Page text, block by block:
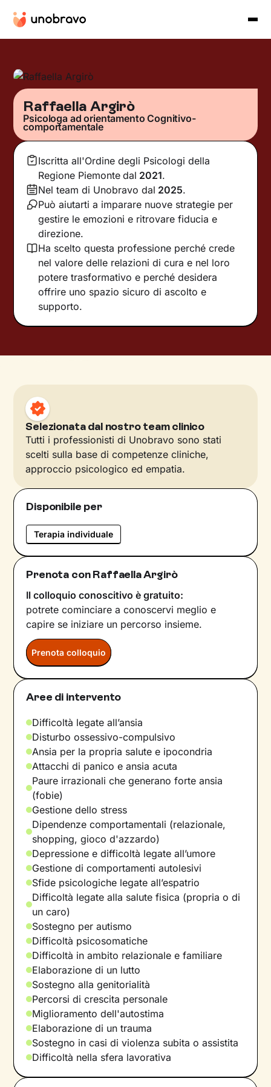
Raffaella Argirò
Psicologa ad orientamento Cognitivo-
comportamentale
Iscritta all'Ordine degli Psicologi della
Regione Piemonte dal 2021.
Nel team di Unobravo dal 2025.
Può aiutarti a imparare nuove strategie per
gestire le emozioni e ritrovare fiducia e
direzione.
Ha scelto questa professione perché crede
nel valore delle relazioni di cura e nel loro
potere trasformativo e perché desidera
offrire uno spazio sicuro di ascolto e
supporto.
Selezionata dal nostro team clinico
Tutti i professionisti di Unobravo sono stati
scelti sulla base di competenze cliniche,
approccio psicologico ed empatia.
Disponibile per
Terapia individuale
Prenota con Raffaella Argirò
Il colloquio conoscitivo è gratuito:
potrete cominciare a conoscervi meglio e
capire se iniziare un percorso insieme.
Prenota colloquio
Aree di intervento
Difficoltà legate all’ansia
Disturbo ossessivo-compulsivo
Ansia per la propria salute e ipocondria
Attacchi di panico e ansia acuta
Paure irrazionali che generano forte ansia
(fobie)
Gestione dello stress
Dipendenze comportamentali (relazionale,
shopping, gioco d'azzardo)
Depressione e difficoltà legate all’umore
Gestione di comportamenti autolesivi
Sfide psicologiche legate all’espatrio
Difficoltà legate alla salute fisica (propria o di
un caro)
Sostegno per autismo
Difficoltà psicosomatiche
Difficoltà in ambito relazionale e familiare
Elaborazione di un lutto
Sostegno alla genitorialità
Percorsi di crescita personale
Miglioramento dell'autostima
Elaborazione di un trauma
Sostegno in casi di violenza subita o assistita
Difficoltà nella sfera lavorativa